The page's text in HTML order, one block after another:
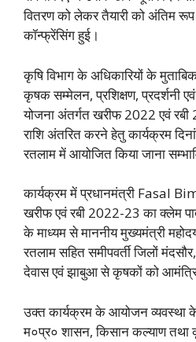
वितरण को लेकर तैयारी को अंतिम रूप
कॉन्फ्रेंसिंग हुई।
कृषि विभाग के अधिकारियों के
कृषक सम्मेलन, प्रशिक्षण, प्रदर्शनी
योजना अंतर्गत खरीफ 2022 एवं
राशि अंतरित करने हेतु कार्यक्रम
रतलाम में आयोजित किया जाना
कार्यक्रम में प्रधानमंत्री Fasal
खरीफ एवं रबी 2022-23 का क्लेम
के माध्यम से माननीय मुख्यमंत्री महोदय
रतलाम सहित समीपवर्ती जिलों
देवास एवं झाबुआ से कृषकों को
उक्त कार्यक्रम के आयोजन व्यवस्था
म०प्र० शासन, किसान कल्याण तथा